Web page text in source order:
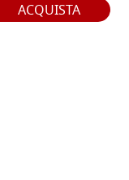
ACQUISTA